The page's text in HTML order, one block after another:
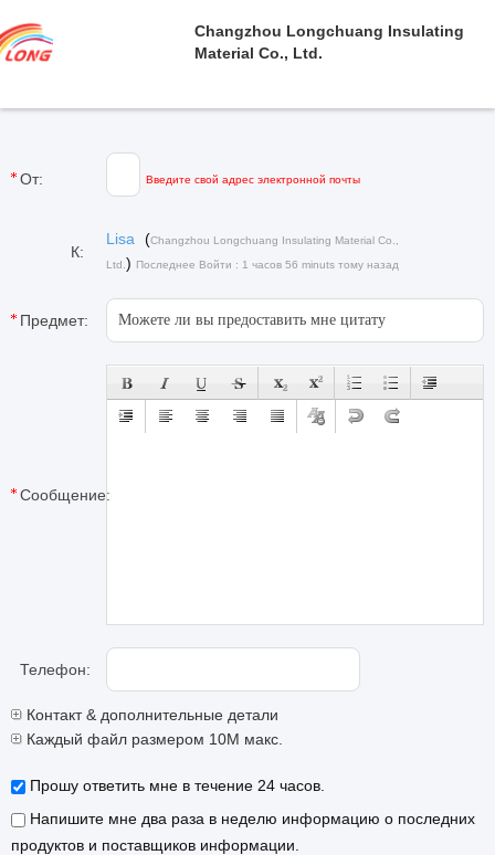
Changzhou Longchuang Insulating
Material Co., Ltd.
От: Введите свой адрес электронной почты
К:
Lisa (Changzhou Longchuang Insulating Material Co.,
Ltd. ) Последнее Войти : 1 часов 56 minuts тому назад
Предмет:
Сообщение:
Телефон:
Контакт & дополнительные детали
Каждый файл размером 10M макс.
Прошу ответить мне в течение 24 часов.
Напишите мне два раза в неделю информацию о последних
продуктов и поставщиков информации.